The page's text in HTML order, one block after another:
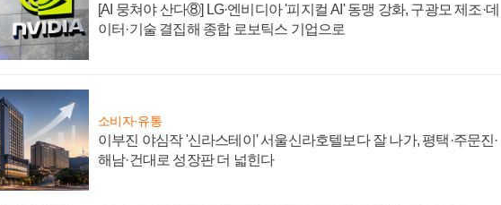
[AI 뭉쳐야 산다⑧] LG·엔비디아 '피지컬 AI' 동맹 강화, 구광모 제조·데
이터·기술 결집해 종합 로보틱스 기업으로
소비자·유통
이부진 야심작 '신라스테이' 서울신라호텔보다 잘 나가, 평택·주문진·
해남·건대로 성장판 더 넓힌다